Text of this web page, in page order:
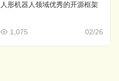
人形机器人领域优秀的开源框架
02/26
1,075